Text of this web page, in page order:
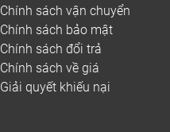
Chính sách vận chuyển
Chính sách bảo mật
Chính sách đổi trả
Chính sách về giá
Giải quyết khiếu nại